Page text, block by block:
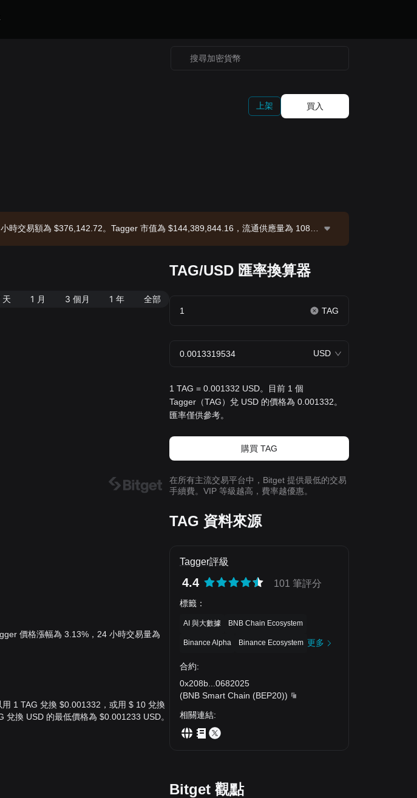
上架 買入
交易額為 $376,142.72。Tagger 市值為 $144,389,844.16，流通供應量為 108.4
天 1 月 3 個月 1 年 全部
價格漲幅為 3.13%，24 小時交易量為
1 TAG 兌換 $0.001332，或用 $ 10 兌換
換 USD 的最低價格為 $0.001233 USD。
TAG/USD 匯率換算器
TAG
USD
1 TAG = 0.001332 USD。目前 1 個
Tagger（TAG）兌 USD 的價格為 0.001332。
匯率僅供參考。
購買 TAG
在所有主流交易平台中，Bitget 提供最低的交易
手續費。VIP 等級越高，費率越優惠。
TAG 資料來源
Tagger評級
4.4 101 筆評分
標籤 ：
AI 與大數據 BNB Chain Ecosystem
Binance Alpha Binance Ecosystem 更多
合約:
0x208b
0682025
(BNB Smart Chain (BEP20))
相關連結:
Bitget 觀點